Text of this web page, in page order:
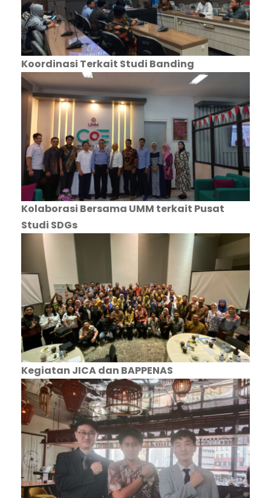
Koordinasi Terkait Studi Banding
Kolaborasi Bersama UMM terkait Pusat
Studi SDGs
Kegiatan JICA dan BAPPENAS